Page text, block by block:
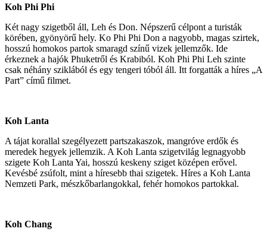
Koh Phi Phi
Két nagy szigetből áll, Leh és Don. Népszerű célpont a turisták
körében, gyönyörű hely. Ko Phi Phi Don a nagyobb, magas szirtek,
hosszú homokos partok smaragd színű vizek jellemzők. Ide
érkeznek a hajók Phuketről és Krabiból. Koh Phi Phi Leh szinte
csak néhány sziklából és egy tengeri tóból áll. Itt forgatták a híres „A
Part” című filmet.
Koh Lanta
A tájat korallal szegélyezett partszakaszok, mangróve erdők és
meredek hegyek jellemzik. A Koh Lanta szigetvilág legnagyobb
szigete Koh Lanta Yai, hosszú keskeny sziget középen erővel.
Kevésbé zsúfolt, mint a híresebb thai szigetek. Híres a Koh Lanta
Nemzeti Park, mészkőbarlangokkal, fehér homokos partokkal.
Koh Chang